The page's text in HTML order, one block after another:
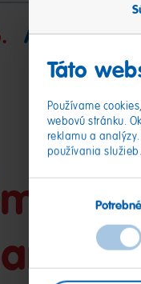
Táto
Používame
webovú stránku.
reklamu a
používania
Potrebné
Aké